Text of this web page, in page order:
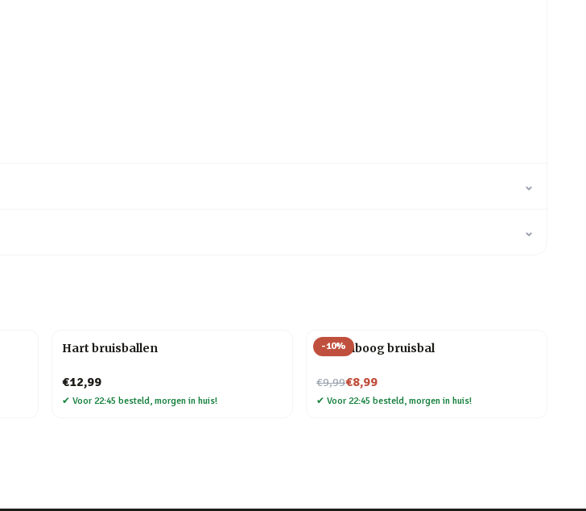
⌄
⌄
Hart bruisballen
€12,99
✔ Voor 22:45 besteld, morgen in huis!
-10%
Regenboog bruisbal
€9,99
Nu voor€8,99
✔ Voor 22:45 besteld, morgen in huis!